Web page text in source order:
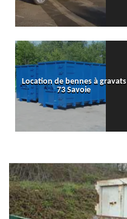
Location de bennes à gravats
73 Savoie